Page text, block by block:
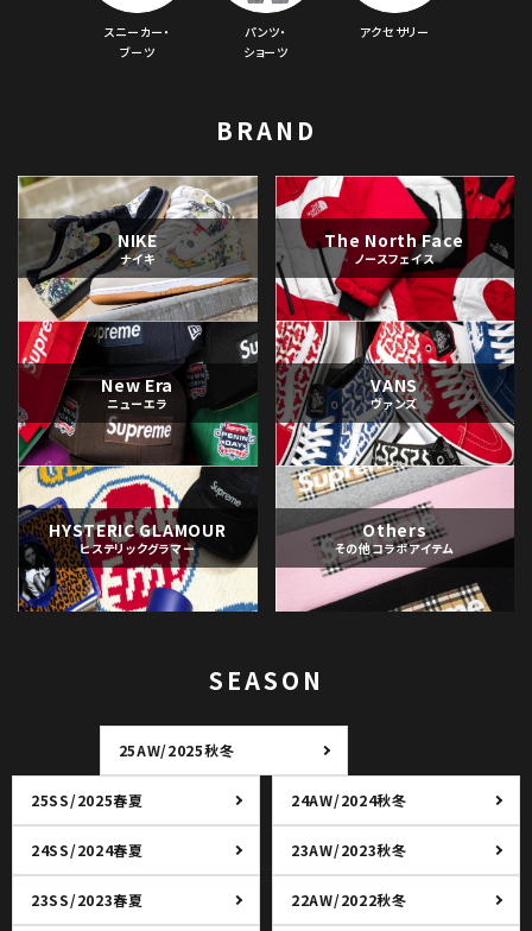
スニーカー・
ブーツ
パンツ・
ショーツ
アクセサリー
BRAND
NIKE
ナイキ
The North Face
ノースフェイス
New Era
ニューエラ
VANS
ヴァンズ
HYSTERIC GLAMOUR
ヒステリックグラマー
Others
その他コラボアイテム
SEASON
25AW/2025秋冬
25SS/2025春夏 24AW/2024秋冬
24SS/2024春夏 23AW/2023秋冬
23SS/2023春夏 22AW/2022秋冬